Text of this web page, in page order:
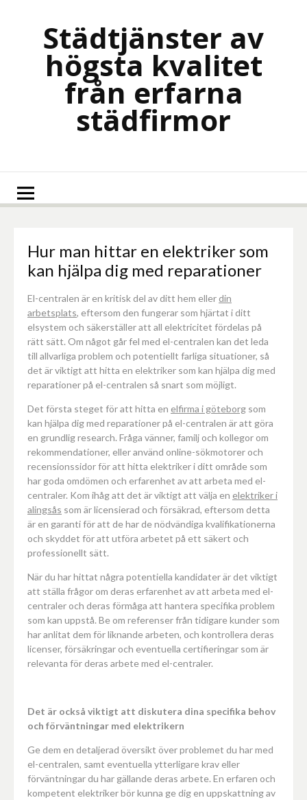
Städtjänster av
högsta kvalitet
från erfarna
städfirmor
Hur man hittar en elektriker som
kan hjälpa dig med reparationer
El-centralen är en kritisk del av ditt hem ellerdin
arbetsplats, eftersom den fungerar som hjärtat i ditt
elsystem och säkerställer att all elektricitet fördelas på
rätt sätt. Om något går fel med el-centralen kan det leda
till allvarliga problem och potentiellt farliga situationer, så
det är viktigt att hitta en elektriker som kan hjälpa dig med
reparationer på el-centralen så snart som möjligt.
Det första steget för att hitta en elfirma i göteborg som
kan hjälpa dig med reparationer på el-centralen är att göra
en grundlig research. Fråga vänner, familj och kollegor om
rekommendationer, eller använd online-sökmotorer och
recensionssidor för att hitta elektriker i ditt område som
har goda omdömen och erfarenhet av att arbeta med el-
centraler. Kom ihåg att det är viktigt att välja en elektriker i
alingsås som är licensierad och försäkrad, eftersom detta
är en garanti för att de har de nödvändiga kvalifikationerna
och skyddet för att utföra arbetet på ett säkert och
professionellt sätt.
När du har hittat några potentiella kandidater är det viktigt
att ställa frågor om deras erfarenhet av att arbeta med el-
centraler och deras förmåga att hantera specifika problem
som kan uppstå. Be om referenser från tidigare kunder som
har anlitat dem för liknande arbeten, och kontrollera deras
licenser, försäkringar och eventuella certifieringar som är
relevanta för deras arbete med el-centraler.
Det är också viktigt att diskutera dina specifika behov
och förväntningar med elektrikern
Ge dem en detaljerad översikt över problemet du har med
el-centralen, samt eventuella ytterligare krav eller
förväntningar du har gällande deras arbete. En erfaren och
kompetent elektriker bör kunna ge dig en uppskattning av